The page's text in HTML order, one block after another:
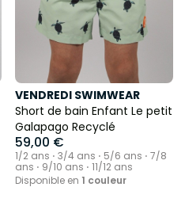
VENDREDI SWIMWEAR
Short de bain Enfant Le petit
Galapago Recyclé
59,00 €
1/2 ans ⋅ 3/4 ans ⋅ 5/6 ans ⋅ 7/8
ans ⋅ 9/10 ans ⋅ 11/12 ans
Disponible en 1 couleur